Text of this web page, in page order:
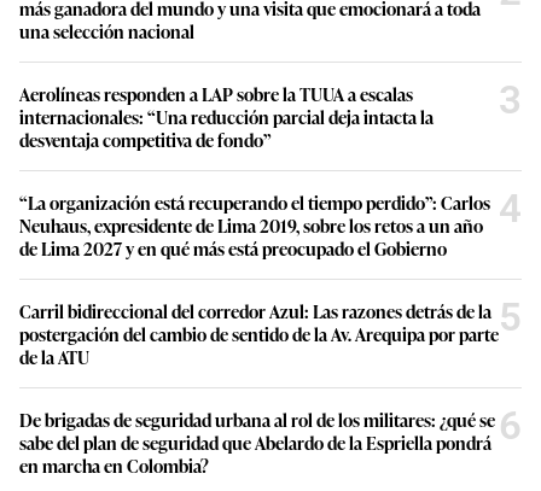
más ganadora del mundo y una visita que emocionará a toda
una selección nacional
Aerolíneas responden a LAP sobre la TUUA a escalas
internacionales: “Una reducción parcial deja intacta la
desventaja competitiva de fondo”
3
“La organización está recuperando el tiempo perdido”: Carlos
Neuhaus, expresidente de Lima 2019, sobre los retos a un año
de Lima 2027 y en qué más está preocupado el Gobierno
4
Carril bidireccional del corredor Azul: Las razones detrás de la
postergación del cambio de sentido de la Av. Arequipa por parte
de la ATU
5
De brigadas de seguridad urbana al rol de los militares: ¿qué se
sabe del plan de seguridad que Abelardo de la Espriella pondrá
en marcha en Colombia?
6